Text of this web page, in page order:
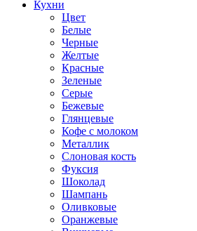
Кухни
Цвет
Белые
Черные
Желтые
Красные
Зеленые
Серые
Бежевые
Глянцевые
Кофе с молоком
Металлик
Слоновая кость
Фуксия
Шоколад
Шампань
Оливковые
Оранжевые